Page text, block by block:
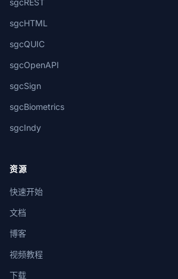
sgcREST
sgcHTML
sgcQUIC
sgcOpenAPI
sgcSign
sgcBiometrics
sgcIndy
资源
快速开始
文档
博客
视频教程
下载